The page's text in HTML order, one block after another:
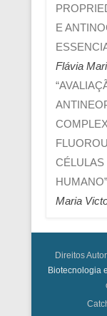
E
Flávia
HUMANO”
Maria
Direitos
Biotecnologia